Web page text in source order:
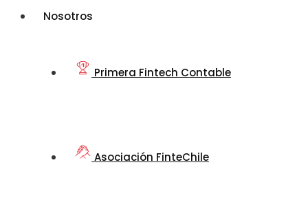
Nosotros
Primera Fintech Contable
Asociación FinteChile